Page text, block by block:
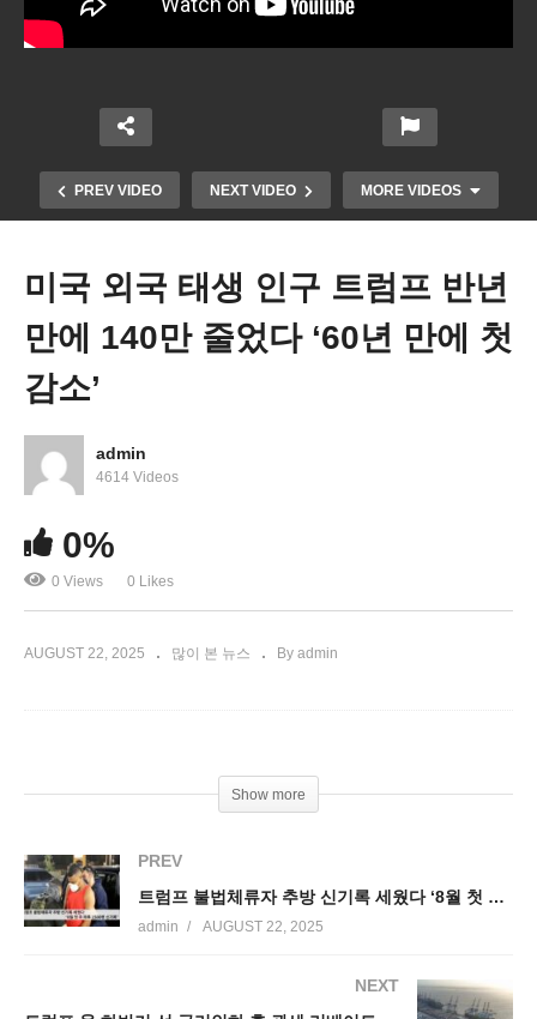
PREV VIDEO NEXT VIDEO MORE VIDEOS
트럼프 워싱턴 디씨 방위군 2천 명으로 증강에 이어
20억 달러 미화 작업 발표
미국 외국 태생 인구 트럼프 반년
만에 140만 줄었다 ‘60년 만에 첫
감소’
admin
4614 Videos
0%
0 Views 0 Likes
AUGUST 22, 2025 많이 본 뉴스 By admin
Show more
PREV
트럼프 불법체류자 추방 신기록 세웠다 ‘8월 첫 주 하루 1500명 신기록’
admin AUGUST 22, 2025
NEXT